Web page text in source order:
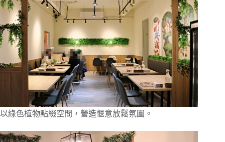
以綠色植物點綴空間，營造愜意放鬆氛圍。